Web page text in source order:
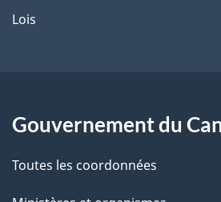
Lois
Gouvernement du
Toutes les coordonnées